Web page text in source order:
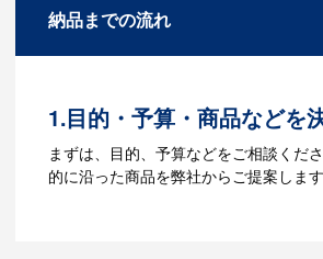
があります。Adobe illustratorのaiファイ
Q：ウェブサイトに掲載さ
ていないオリジナルのノベ
納品までの流れ
1.目的・予算・商品などを
まずは、目的、予算などをご相談くだ
的に沿った商品を弊社からご提案します